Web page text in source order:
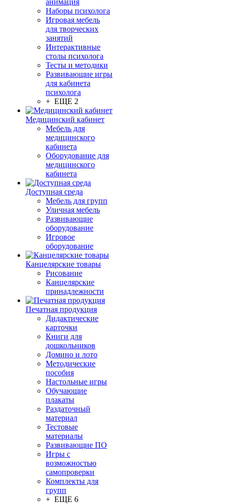
анимация
Наборы психолога
Игровая мебель
для творческих
занятий
Интерактивные
столы психолога
Тесты и методики
Развивающие игры
для кабинета
психолога
+ ЕЩЕ 2
Медицинский кабинет
Мебель для
медицинского
кабинета
Оборудование для
медицинского
кабинета
Доступная среда
Мебель для групп
Уличная мебель
Развивающие
оборудование
Игровое
оборудование
Канцелярские товары
Рисование
Канцелярские
принадлежности
Печатная продукция
Дидактические
карточки
Книги для
дошкольников
Домино и лото
Методические
пособия
Настольные игры
Обучающие
плакаты
Раздаточный
материал
Тестовые
материалы
Развивающие ПО
Игры с
возможностью
самопроверки
Комплекты для
групп
+ ЕЩЕ 6